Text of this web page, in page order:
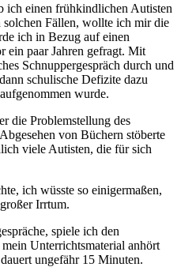
ich einen frühkindlichen Autisten
Fällen, wollte ich mir die
ich in Bezug auf einen
ein paar Jahren gefragt. Mit
Schnuppergespräch durch und
schulische Defizite dazu
wurde.
die Problemstellung des
von Büchern stöberte
viele Autisten, die für sich
ich wüsste so einigermaßen,
Irrtum.
spiele ich den
Unterrichtsmaterial anhört
ungefähr 15 Minuten.